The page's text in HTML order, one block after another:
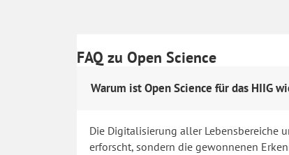
FAQ zu Open Science
Warum ist Open Science für das HIIG
Die Digitalisierung aller Lebensbereiche
erforscht, sondern die gewonnenen